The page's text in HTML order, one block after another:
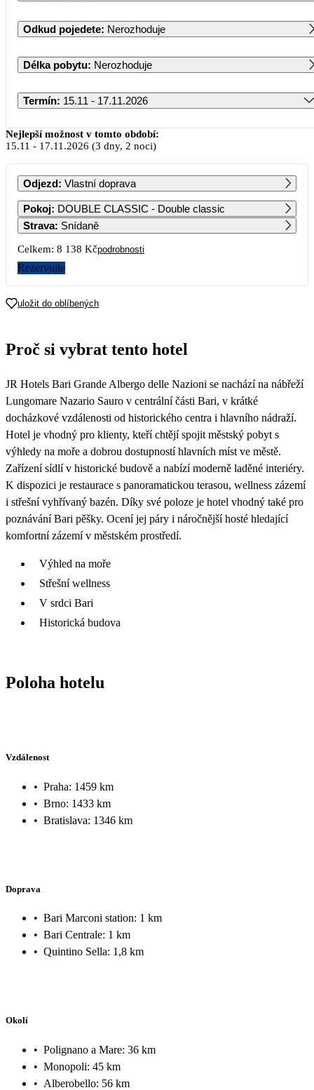
Odkud pojedete: Nerozhoduje
Délka pobytu: Nerozhoduje
Termín: 15.11 - 17.11.2026
Listopad 2026
PO ÚT ST ČT PÁ SO NE
1
2
4 419
3
4 319
4
4 419
5 6 7 8
4 149 4 329 4 329 4 519 4 899 4 439 4 069
16 17
23
4 149
24 25 26
30
4 149
Nejlepší možnost v tomto období:
15.11 - 17.11.2026 (3 dny, 2 noci)
Odjezd: Vlastní doprava
Pokoj: DOUBLE CLASSIC - Double classic
Strava: Snídaně
Celkem: 8 138 Kčpodrobnosti
Rezervujte
uložit do oblíbených
Proč si vybrat tento hotel
JR Hotels Bari Grande Albergo delle Nazioni se nachází na nábřeží
Lungomare Nazario Sauro v centrální části Bari, v krátké
docházkové vzdálenosti od historického centra i hlavního nádraží.
Hotel je vhodný pro klienty, kteří chtějí spojit městský pobyt s
výhledy na moře a dobrou dostupností hlavních míst ve městě.
Zařízení sídlí v historické budově a nabízí moderně laděné interiéry.
K dispozici je restaurace s panoramatickou terasou, wellness zázemí
i střešní vyhřívaný bazén. Díky své poloze je hotel vhodný také pro
poznávání Bari pěšky. Ocení jej páry i náročnější hosté hledající
komfortní zázemí v městském prostředí.
Výhled na moře
Střešní wellness
V srdci Bari
Historická budova
Poloha hotelu
Vzdálenost
• Praha: 1459 km
• Brno: 1433 km
• Bratislava: 1346 km
Doprava
• Bari Marconi station: 1 km
• Bari Centrale: 1 km
• Quintino Sella: 1,8 km
Okolí
• Polignano a Mare: 36 km
• Monopoli: 45 km
• Alberobello: 56 km